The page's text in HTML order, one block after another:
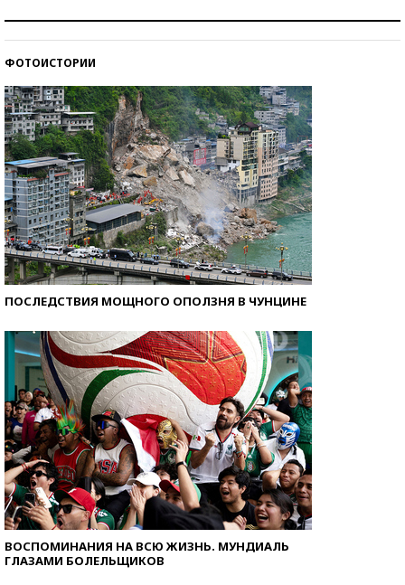
ФОТОИСТОРИИ
ПОСЛЕДСТВИЯ МОЩНОГО ОПОЛЗНЯ В ЧУНЦИНЕ
ВОСПОМИНАНИЯ НА ВСЮ ЖИЗНЬ. МУНДИАЛЬ
ГЛАЗАМИ БОЛЕЛЬЩИКОВ